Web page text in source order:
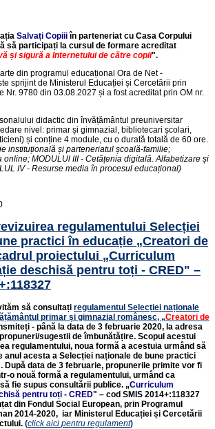
Salvați Copiiiîn parteneriat cu Casa Corpului
să participați la cursul de formare acreditat
și sigură a Internetului de către copii".
din programul educațional Ora de Net -
sprijint de Ministerul Educației și Cercetării prin
Nr. 9780 din 03.08.2027 și a fost acreditat prin OM nr.
didactic din învățământul preuniversitar
nivel: primar și gimnazial, bibliotecari școlari,
și conține 4 module, cu o durată totală de 60 ore.
instituțională și parteneriatul școală-familie;
online; MODULUl III - Cetățenia digitală. Alfabetizare și
IV - Resurse media în procesul educațional)
regulamentului Selecției
practici în educație „Creatori de
proiectului „Curriculum
deschisă pentru toți - CRED" –
să consultați regulamentul Selecției naționale
primar și gimnazial românesc, „Creatori de
- până la data de 3 februarie 2020, la adresa
sugestii de îmbunătățire. Scopul acestui
regulamentului, noua formă a acestuia urmând să
anul acesta a Selecției naționale de bune practici
După data de 3 februarie, propunerile primite vor fi
o nouă formă a regulamentului, urmând ca
fie supus consultării publice. „Curriculum
pentru toți - CRED" – cod SMIS 2014+:118327
din Fondul Social European, prin Programul
2014-2020, iar Ministerul Educației și Cercetării
(click aici pentru regulament)